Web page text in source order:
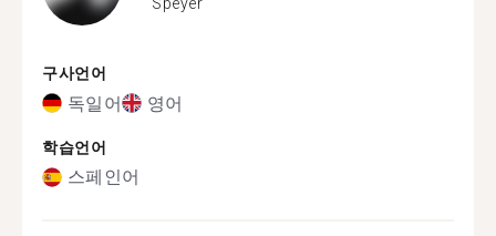
구사언어
독일어 영어
학습언어
스페인어